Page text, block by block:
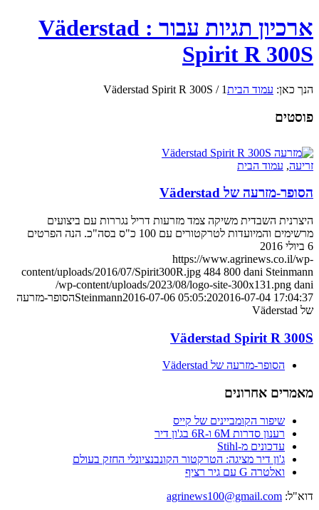
ארכיון תגיות עבור : Väderstad
Spirit R 300S
הנך כאן: עמוד הבית1
/
Väderstad Spirit R 300S
פוסטים
זריעה, עמוד הבית
הסופר-מזרעה של Väderstad
היצרנית השבדית משיקה צמד מזרעות דריל נגררות עם ביצועים
מרשימים והמיועדות לטרקטורים עם 100 כ"ס בסה"כ. הנה הפרטים
6 ביולי 2016
https://www.agrinews.co.il/wp-
content/uploads/2016/07/Spirit300R.jpg 484 800 dani Steinmann
/wp-content/uploads/2023/08/logo-site-300x131.png dani
Steinmann2016-07-06 05:05:202016-07-04 17:04:37
הסופר-מזרעה
של Väderstad
Väderstad Spirit R 300S
הסופר-מזרעה של Väderstad
מאמרים אחרונים
שיפור הקומביינים של קייס
רענון סדרות 6M ו-6R בג'ון דיר
עדכונים מ-Stihl
ג'ון דיר מציגה: הטרקטור הקונבנציונלי החזק בעולם
ואלטרה G עם גיר רציף
דוא"ל: agrinews100@gmail.com